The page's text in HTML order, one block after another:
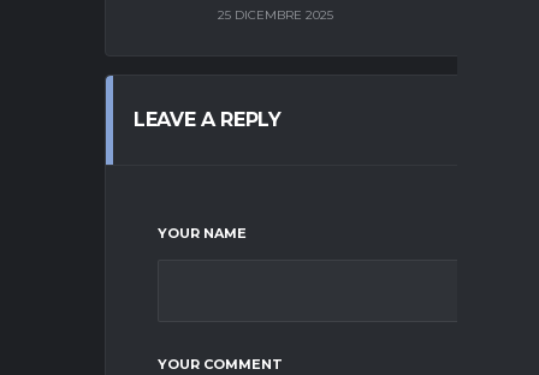
25 DICEMBRE 2025
LEAVE A REPLY
YOUR NAME
YOUR COMMENT